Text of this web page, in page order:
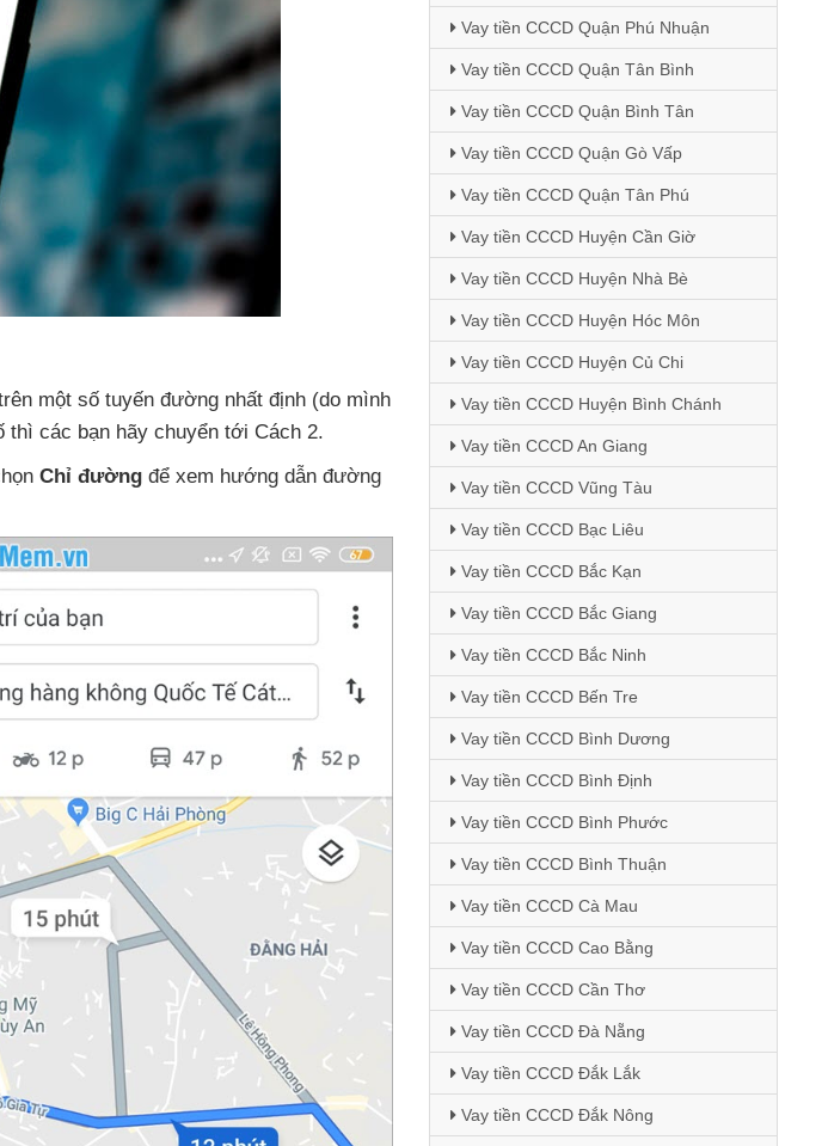
một số tuyến đường nhất định (do mình
thì các bạn hãy chuyển tới Cách 2.
Chỉ đường để xem hướng dẫn đường
Vay tiền CCCD Quận Phú Nhuận
Vay tiền CCCD Quận Tân Bình
Vay tiền CCCD Quận Bình Tân
Vay tiền CCCD Quận Gò Vấp
Vay tiền CCCD Quận Tân Phú
Vay tiền CCCD Huyện Cần Giờ
Vay tiền CCCD Huyện Nhà Bè
Vay tiền CCCD Huyện Hóc Môn
Vay tiền CCCD Huyện Củ Chi
Vay tiền CCCD Huyện Bình Chánh
Vay tiền CCCD An Giang
Vay tiền CCCD Vũng Tàu
Vay tiền CCCD Bạc Liêu
Vay tiền CCCD Bắc Kạn
Vay tiền CCCD Bắc Giang
Vay tiền CCCD Bắc Ninh
Vay tiền CCCD Bến Tre
Vay tiền CCCD Bình Dương
Vay tiền CCCD Bình Định
Vay tiền CCCD Bình Phước
Vay tiền CCCD Bình Thuận
Vay tiền CCCD Cà Mau
Vay tiền CCCD Cao Bằng
Vay tiền CCCD Cần Thơ
Vay tiền CCCD Đà Nẵng
Vay tiền CCCD Đắk Lắk
Vay tiền CCCD Đắk Nông